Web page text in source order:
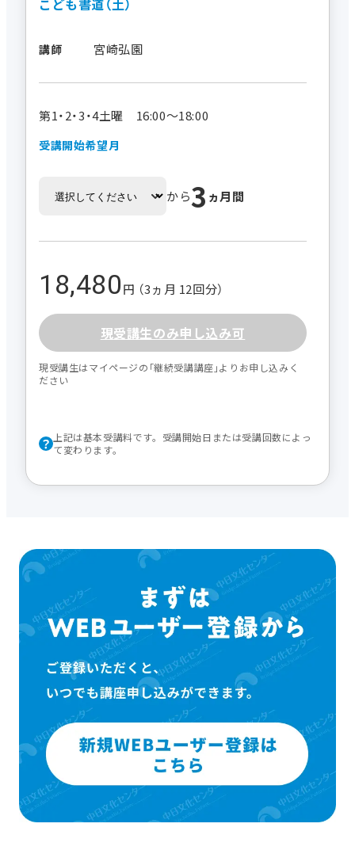
講師 宮崎弘園
第1・2・3・4土曜 16:00～18:00
受講開始希望月
から3 ヵ月間
18,480円 （3ヵ月 12回分）
現受講生のみ申し込み可
現受講生はマイページの｢継続受講講座｣よりお申し込みく
ださい
上記は基本受講料です。受講開始日または受講回数によっ
て変わります。